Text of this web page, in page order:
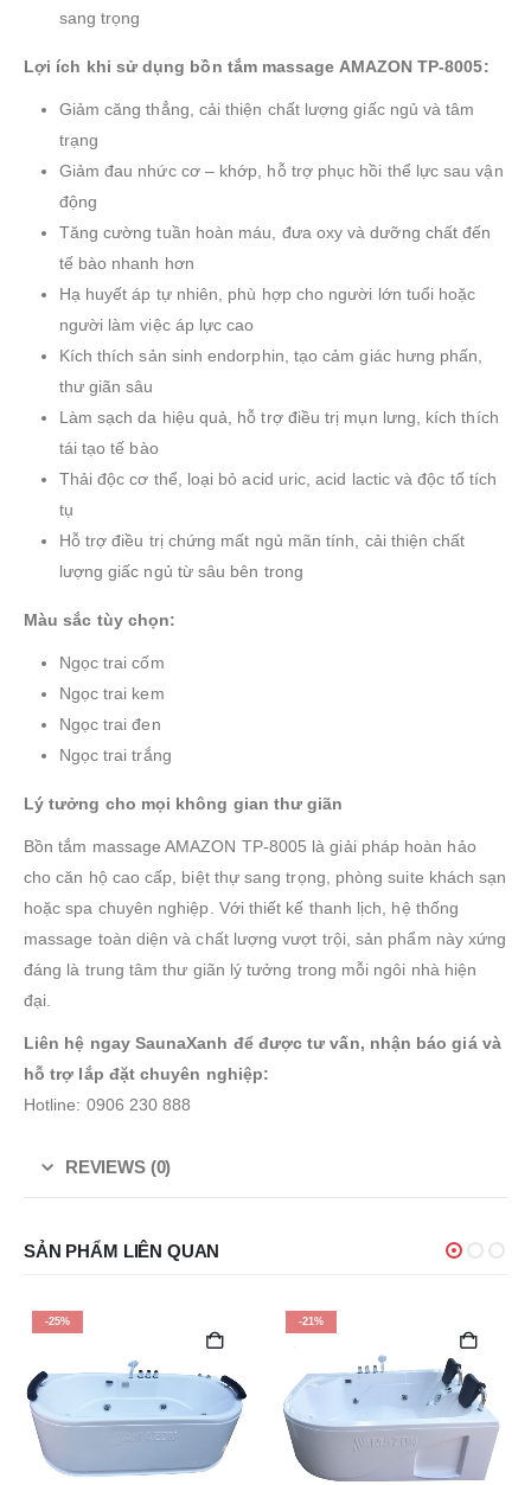
sang trọng
Lợi ích khi sử dụng bồn tắm massage AMAZON TP-8005:
Giảm căng thẳng, cải thiện chất lượng giấc ngủ và tâm
trạng
Giảm đau nhức cơ – khớp, hỗ trợ phục hồi thể lực sau vận
động
Tăng cường tuần hoàn máu, đưa oxy và dưỡng chất đến
tế bào nhanh hơn
Hạ huyết áp tự nhiên, phù hợp cho người lớn tuổi hoặc
người làm việc áp lực cao
Kích thích sản sinh endorphin, tạo cảm giác hưng phấn,
thư giãn sâu
Làm sạch da hiệu quả, hỗ trợ điều trị mụn lưng, kích thích
tái tạo tế bào
Thải độc cơ thể, loại bỏ acid uric, acid lactic và độc tố tích
tụ
Hỗ trợ điều trị chứng mất ngủ mãn tính, cải thiện chất
lượng giấc ngủ từ sâu bên trong
Màu sắc tùy chọn:
Ngọc trai cốm
Ngọc trai kem
Ngọc trai đen
Ngọc trai trắng
Lý tưởng cho mọi không gian thư giãn
Bồn tắm massage AMAZON TP-8005 là giải pháp hoàn hảo
cho căn hộ cao cấp, biệt thự sang trọng, phòng suite khách sạn
hoặc spa chuyên nghiệp. Với thiết kế thanh lịch, hệ thống
massage toàn diện và chất lượng vượt trội, sản phẩm này xứng
đáng là trung tâm thư giãn lý tưởng trong mỗi ngôi nhà hiện
đại.
Liên hệ ngay SaunaXanh để được tư vấn, nhận báo giá và
hỗ trợ lắp đặt chuyên nghiệp:
Hotline: 0906 230 888
REVIEWS (0)
SẢN PHẨM LIÊN QUAN
-25% -21%